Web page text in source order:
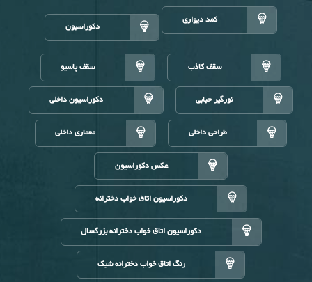
کمد دیواری دکوراسیون
سقف کاذب سقف پاسیو
نورگیر حبابی دکوراسیون داخلی
طراحی داخلی معماری داخلی
عکس دکوراسیون
دکوراسیون اتاق خواب دخترانه
دکوراسیون اتاق خواب دخترانه بزرگسال
رنگ اتاق خواب دخترانه شیک